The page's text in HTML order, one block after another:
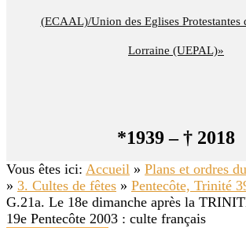
(ECAAL)/Union des Eglises Protestantes
Lorraine (UEPAL)»
*1939 – † 2018
Vous êtes ici: Accueil » Plans et ordres
» 3. Cultes de fêtes » Pentecôte, Trinité
G.21a. Le 18e dimanche après la
19e Pentecôte 2003 : culte français